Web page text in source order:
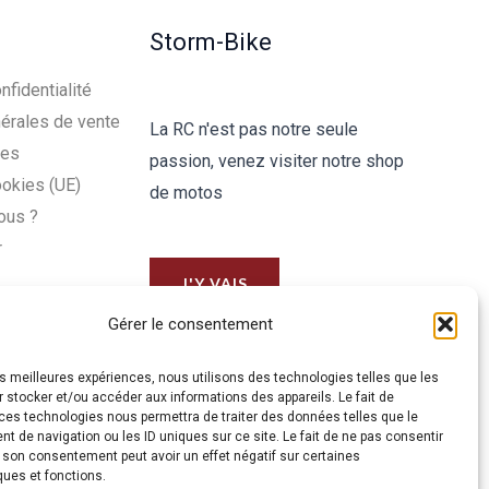
Gérer le consentement
meilleures expériences, nous utilisons des technologies telles que les
stocker et/ou accéder aux informations des appareils. Le fait de
technologies nous permettra de traiter des données telles que le
de navigation ou les ID uniques sur ce site. Le fait de ne pas consentir
son consentement peut avoir un effet négatif sur certaines
et fonctions.
de vente
(UE)
?
Storm-Bike
La RC n'est pas notre seule
passion, venez visiter notre shop
de motos
J'Y VAIS